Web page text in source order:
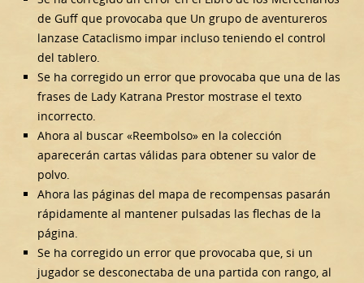
de Guff que provocaba que Un grupo de aventureros
lanzase Cataclismo impar incluso teniendo el control
del tablero.
Se ha corregido un error que provocaba que una de las
frases de Lady Katrana Prestor mostrase el texto
incorrecto.
Ahora al buscar «Reembolso» en la colección
aparecerán cartas válidas para obtener su valor de
polvo.
Ahora las páginas del mapa de recompensas pasarán
rápidamente al mantener pulsadas las flechas de la
página.
Se ha corregido un error que provocaba que, si un
jugador se desconectaba de una partida con rango, al